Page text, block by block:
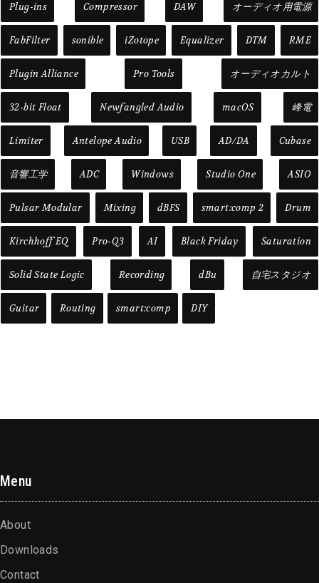
Plug-ins Compressor DAW オーディオ用電源
FabFilter sonible iZotope Equalizer DTM RME
Plugin Alliance Pro Tools オーディオカルト
32-bit Float Newfangled Audio macOS 峰電
Limiter Antelope Audio USB AD/DA Cubase
音響工学 ADC Windows Studio One ASIO
Pulsar Modular Mixing dBFS smart:comp 2 Drum
Kirchhoff EQ Pro-Q3 AI Black Friday Saturation
Solid State Logic Recording dBu 自宅スタジオ
Guitar Routing smart:comp DIY
Menu
About
Downloads
Contact